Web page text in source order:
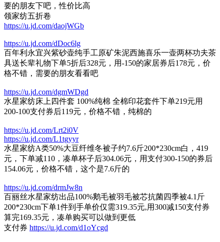
要的朋友下吧，性价比高
领家纺五折卷
https://u.jd.com/daojWGb
https://u.jd.com/dDoc6lg
百年利永宜兴紫砂壶纯手工原矿朱泥西施喜乐一壶两杯功夫茶
具送长辈礼物下单5折后328元，用-150的家居券后178元，价
格不错，需要的朋友看看吧
https://u.jd.com/dgmWDgd
水星家纺床上四件套 100%纯棉 全棉印花套件下单219元用
200-100支付券后119元，价格不错，纯棉的
https://u.jd.com/Lrt2i0V
https://u.jd.com/L1tgyyr
水星家纺A类50%大豆纤维冬被子约7.6斤200*230cm白，419
元，下单减110，凑单杯子后304.06元，用支付300-150的券后
154.06元，价格不错，这个是7.6斤的
https://u.jd.com/drmJw8n
百丽丝水星家纺出品100%鹅毛被羽毛被芯抗菌四季被4.1斤
200*230cm下单1件到手单价仅需319.35元,用300减150支付券
算完169.35元，凑单购买可以做到更低
支付券 https://u.jd.com/d1oYcgd